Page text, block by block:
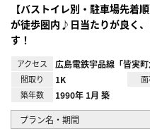
【バストイレ別・駐車場先着
が徒歩圏内♪日当たりが良く
す！
アクセス 広島電鉄宇品線「皆実
間取り 1K
築年数 1990年 1月 築
プラン名・期間